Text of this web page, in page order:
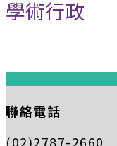
學術行政
聯絡電話
(02)2787-2660